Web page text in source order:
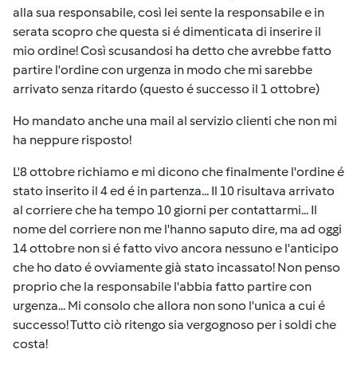
alla sua responsabile, così lei sente la responsabile e in
serata scopro che questa si é dimenticata di inserire il
mio ordine! Così scusandosi ha detto che avrebbe fatto
partire l'ordine con urgenza in modo che mi sarebbe
arrivato senza ritardo (questo é successo il 1 ottobre)
Ho mandato anche una mail al servizio clienti che non mi
ha neppure risposto!
L'8 ottobre richiamo e mi dicono che finalmente l'ordine é
stato inserito il 4 ed é in partenza... Il 10 risultava arrivato
al corriere che ha tempo 10 giorni per contattarmi... Il
nome del corriere non me l'hanno saputo dire, ma ad oggi
14 ottobre non si é fatto vivo ancora nessuno e l'anticipo
che ho dato é ovviamente già stato incassato! Non penso
proprio che la responsabile l'abbia fatto partire con
urgenza... Mi consolo che allora non sono l'unica a cui é
successo! Tutto ciò ritengo sia vergognoso per i soldi che
costa!